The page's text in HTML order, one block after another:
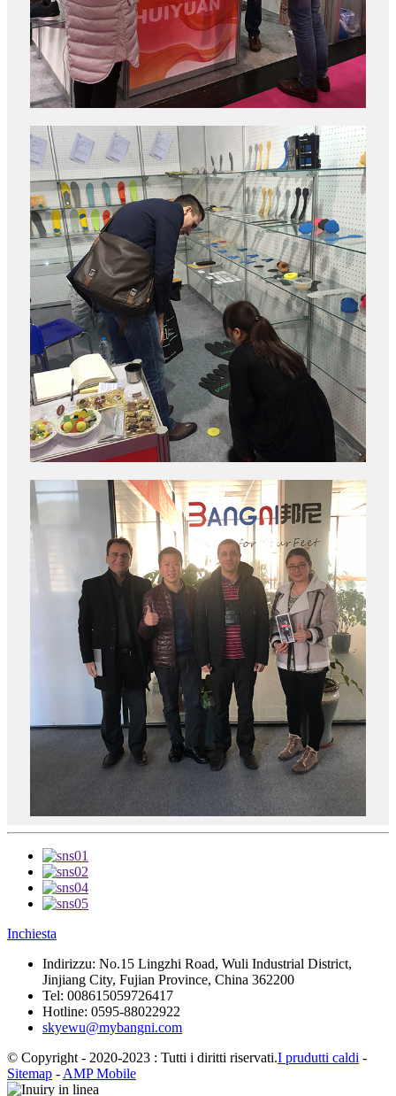
Inchiesta
Indirizzu: No.15 Lingzhi Road, Wuli Industrial District,
Jinjiang City, Fujian Province, China 362200
Tel: 008615059726417
Hotline: 0595-88022922
skyewu@mybangni.com
© Copyright - 2020-2023 : Tutti i diritti riservati.I prudutti caldi -
Sitemap - AMP Mobile